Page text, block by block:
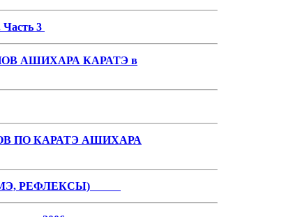
Часть 3
АШИХАРА КАРАТЭ в
ПО КАРАТЭ АШИХАРА
РЕФЛЕКСЫ)